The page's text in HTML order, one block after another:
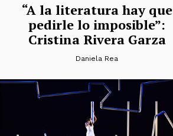
“A la literatura hay que
pedirle lo imposible”:
Cristina Rivera Garza
Daniela Rea